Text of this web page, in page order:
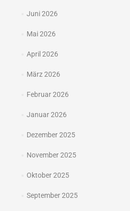
Juni 2026
Mai 2026
April 2026
März 2026
Februar 2026
Januar 2026
Dezember 2025
November 2025
Oktober 2025
September 2025